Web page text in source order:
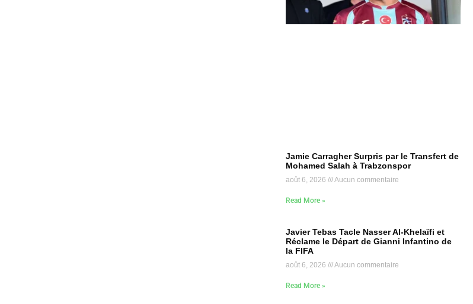
Jamie Carragher Surpris par le Transfert de
Mohamed Salah à Trabzonspor
août 6, 2026 Aucun commentaire
Read More »
Javier Tebas Tacle Nasser Al-Khelaïfi et
Réclame le Départ de Gianni Infantino de
la FIFA
août 6, 2026 Aucun commentaire
Read More »